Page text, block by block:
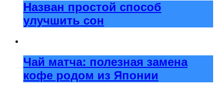
Назван простой способ
улучшить сон
Чай матча: полезная замена
кофе родом из Японии